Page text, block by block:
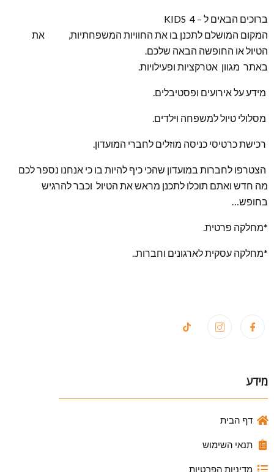
ברוכים הבאים ל – KIDS 4
המקום המושלם לתכנן בו את החוויות המשפחתיות, את
הטיול או החופשה הבאה שלכם.
באתר מגוון אטרקציות ופעילויות.
מידע על אירועים ופסטיבלים.
מסלולי טיול למשפחה וילדים.
רכישת כרטיסי כניסה מוזלים לחברי המועדון.
הצטרפו לחברות במועדון שהכי כיף להיות בו כי אנחנו נספר לכם
מה חדש ואתם תוכלו לתכנן מראש את הטיול וכבר להרגיש
בחופש…
*מחלקה פרטית.
*מחלקה עסקית לארגונים וחברות..
מידע
דף הבית
תנאי השימוש
מדיניות הפרטיות